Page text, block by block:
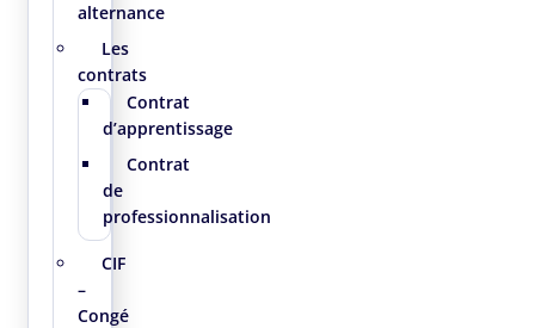
alternance
Les
contrats
Contrat
d’apprentissage
Contrat
de
professionnalisation
CIF
–
Congé